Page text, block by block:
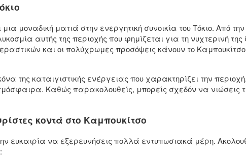
μοναδική ματιά στην ενεργητική συνοικία του Τόκιο. Από
αυτής της περιοχής που φημίζεται για τη νυχτερινή της
και οι πολύχρωμες προσόψεις κάνουν το
της καταιγιστικής ενέργειας που χαρακτηρίζει την
Καθώς παρακολουθείς, μπορείς σχεδόν να νιώσεις
κοντά στο Καμπουκίτσο
ευκαιρία να εξερευνήσεις πολλά εντυπωσιακά μέρη.